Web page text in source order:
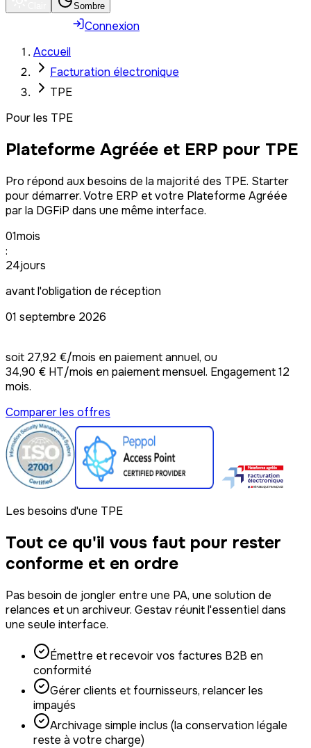
Sombre
Connexion
Accueil
Facturation électronique
TPE
Pour les TPE
Plateforme Agréée et ERP pour TPE
Pro répond aux besoins de la majorité des TPE. Starter
pour démarrer. Votre ERP et votre Plateforme Agréée
par la DGFiP dans une même interface.
01mois
:
24jours
avant l'obligation de réception
01 septembre 2026
soit 27,92 €/mois en paiement annuel, ou
34,90 € HT/mois en paiement mensuel. Engagement 12
mois.
Comparer les offres
Les besoins d'une TPE
Tout ce qu'il vous faut pour rester
conforme et en ordre
Pas besoin de jongler entre une PA, une solution de
relances et un archiveur. Gestav réunit l'essentiel dans
une seule interface.
Émettre et recevoir vos factures B2B en
conformité
Gérer clients et fournisseurs, relancer les
impayés
Archivage simple inclus (la conservation légale
reste à votre charge)